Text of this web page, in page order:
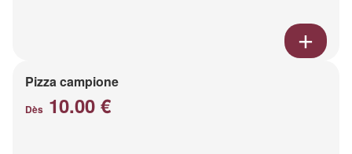
Pizza campione
Dès 10.00 €